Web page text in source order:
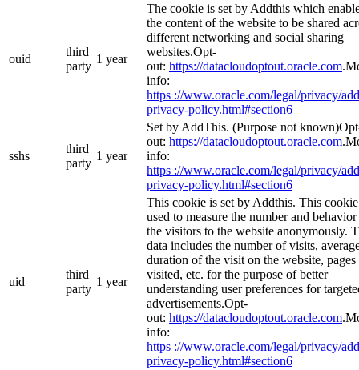
ouid
third
party
1 year
The cookie is set by Addthis which
the content of the website to be shared
different networking and social sharing
websites.Opt-
out: https://datacloudoptout.oracle.com
info:
https ://www.oracle.com/legal/privacy/
privacy-policy.html#section6
sshs
third
party
1 year
Set by AddThis. (Purpose not
out: https://datacloudoptout.oracle.com
info:
https ://www.oracle.com/legal/privacy/
privacy-policy.html#section6
uid
third
party
1 year
This cookie is set by Addthis. This
used to measure the number and
the visitors to the website anonymously.
data includes the number of visits,
duration of the visit on the website, pages
visited, etc. for the purpose of better
understanding user preferences for
advertisements.Opt-
out: https://datacloudoptout.oracle.com
info:
https ://www.oracle.com/legal/privacy/
privacy-policy.html#section6